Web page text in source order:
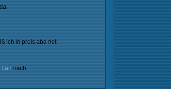
ich in preis aba net.
Lan nach.